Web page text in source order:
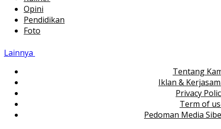
Opini
Pendidikan
Foto
Lainnya
Tentang
Iklan &
Privacy
Term of
Pedoman Media